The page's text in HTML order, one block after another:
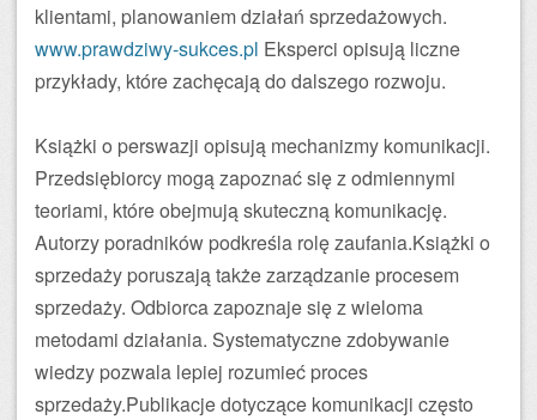
klientami, planowaniem działań sprzedażowych.
www.prawdziwy-sukces.pl Eksperci opisują liczne
przykłady, które zachęcają do dalszego rozwoju.
Książki o perswazji opisują mechanizmy komunikacji.
Przedsiębiorcy mogą zapoznać się z odmiennymi
teoriami, które obejmują skuteczną komunikację.
Autorzy poradników podkreśla rolę zaufania.Książki o
sprzedaży poruszają także zarządzanie procesem
sprzedaży. Odbiorca zapoznaje się z wieloma
metodami działania. Systematyczne zdobywanie
wiedzy pozwala lepiej rozumieć proces
sprzedaży.Publikacje dotyczące komunikacji często